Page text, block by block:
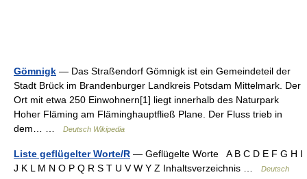
Gömnigk — Das Straßendorf Gömnigk ist ein Gemeindeteil der
Stadt Brück im Brandenburger Landkreis Potsdam Mittelmark. Der
Ort mit etwa 250 Einwohnern[1] liegt innerhalb des Naturpark
Hoher Fläming am Fläminghauptfließ Plane. Der Fluss trieb in
dem… …
Deutsch Wikipedia
Liste geflügelter Worte/R — Geflügelte Worte A B C D E F G H I
J K L M N O P Q R S T U V W Y Z Inhaltsverzeichnis …
Deutsch